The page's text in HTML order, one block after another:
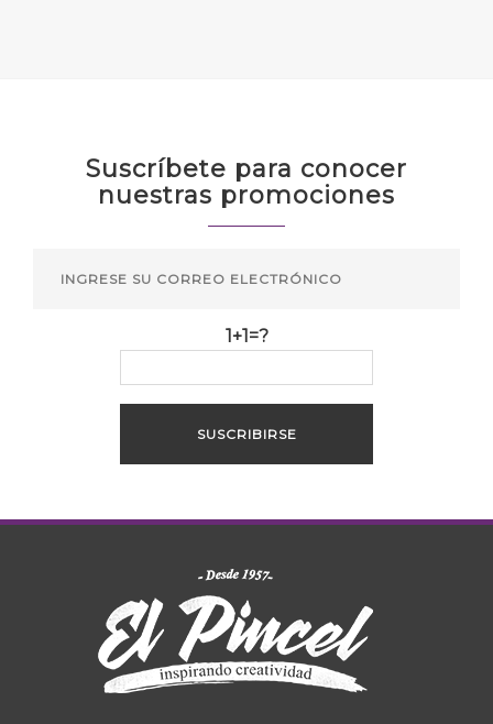
Suscríbete para conocer
nuestras promociones
1+1=?